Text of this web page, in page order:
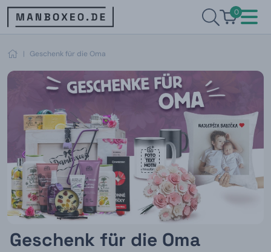
0
| Geschenk für die Oma
Geschenk für die Oma